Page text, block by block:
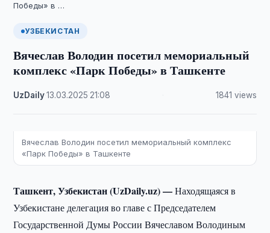
Победы» в …
УЗБЕКИСТАН
Вячеслав Володин посетил мемориальный
комплекс «Парк Победы» в Ташкенте
UzDaily·13.03.2025 21:08 1841 views
Вячеслав Володин посетил мемориальный комплекс
«Парк Победы» в Ташкенте
Ташкент, Узбекистан (UzDaily.uz) —Находящаяся в
Узбекистане делегация во главе с Председателем
Государственной Думы России Вячеславом Володиным